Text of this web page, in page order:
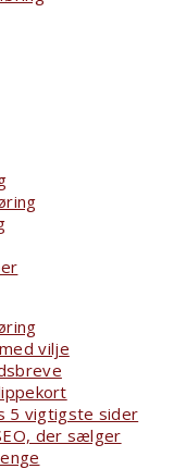
vilje
5 vigtigste sider
der sælger